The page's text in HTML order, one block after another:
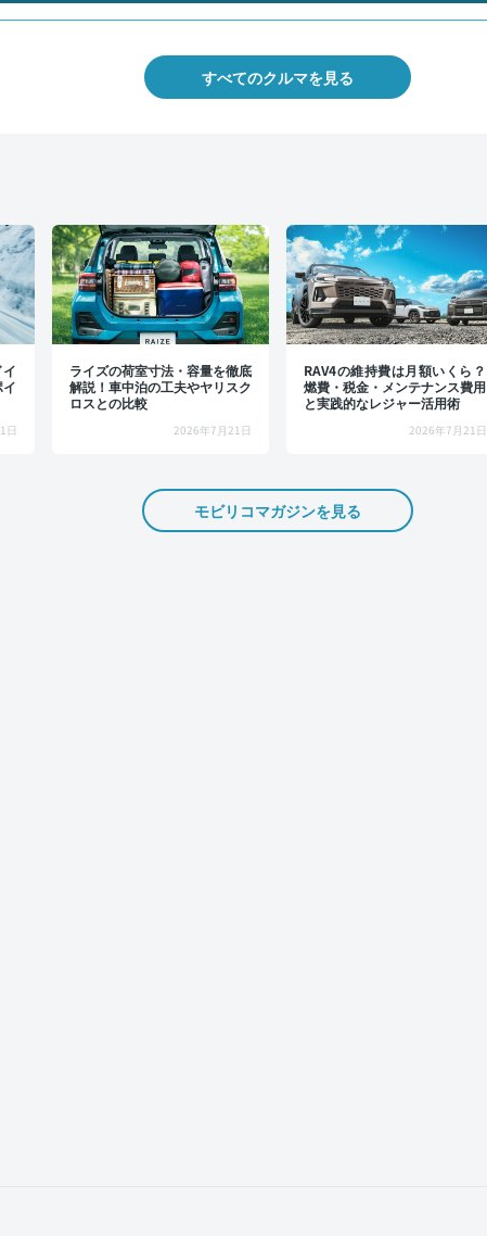
すべてのクルマを見る
日
ライズの荷室寸法・容量を徹底
解説！車中泊の工夫やヤリスク
ロスとの比較
2026年7月21日
RAV4の維持費は月額いくら？
燃費・税金・メンテナンス費用
と実践的なレジャー活用術
2026年7月21日
モビリコマガジンを見る